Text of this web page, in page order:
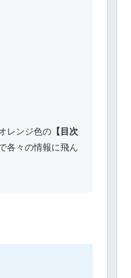
レンジ色の 【目次
各々の情報に飛ん